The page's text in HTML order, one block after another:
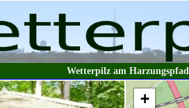
Wetterpilz am Harzungspfad
+